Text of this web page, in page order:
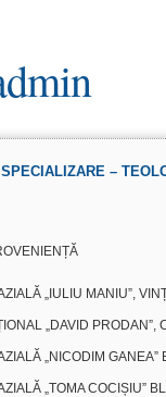
–
„IULIU MANIU”,
„DAVID PRODAN”,
„NICODIM GANEA”
„TOMA COCIȘIU”